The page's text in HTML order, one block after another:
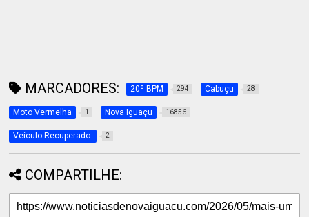
MARCADORES: 20º BPM 294 Cabuçu 28
Moto Vermelha 1 Nova Iguaçu 16856
Veículo Recuperado. 2
COMPARTILHE: